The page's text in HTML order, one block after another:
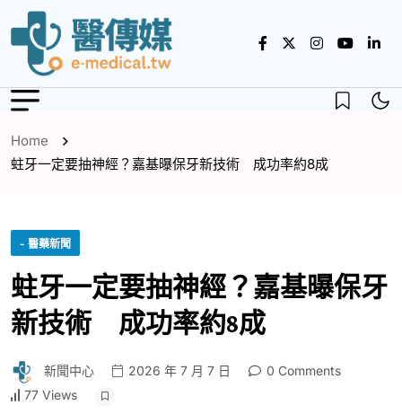
Home
蛀牙一定要抽神經？嘉基曝保牙新技術 成功率約8成
- 醫藥新聞
蛀牙一定要抽神經？嘉基曝保牙
新技術 成功率約8成
新聞中心 2026 年 7 月 7 日
0 Comments
77 Views